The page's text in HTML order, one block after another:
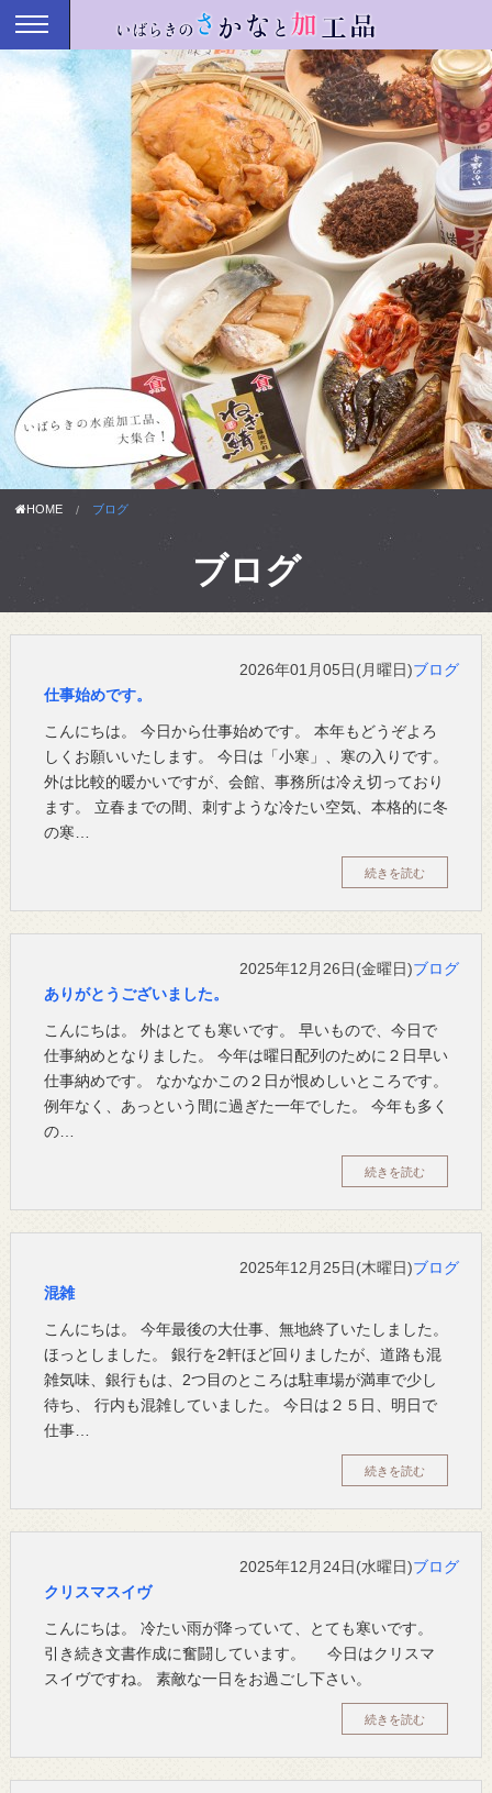
HOME ブログ
ブログ
2026年01月05日(月曜日)ブログ
仕事始めです。
こんにちは。 今日から仕事始めです。 本年もどうぞよろ
しくお願いいたします。 今日は「小寒」、寒の入りです。
外は比較的暖かいですが、会館、事務所は冷え切っており
ます。 立春までの間、刺すような冷たい空気、本格的に冬
の寒…
続きを読む
2025年12月26日(金曜日)ブログ
ありがとうございました。
こんにちは。 外はとても寒いです。 早いもので、今日で
仕事納めとなりました。 今年は曜日配列のために２日早い
仕事納めです。 なかなかこの２日が恨めしいところです。
例年なく、あっという間に過ぎた一年でした。 今年も多く
の…
続きを読む
2025年12月25日(木曜日)ブログ
混雑
こんにちは。 今年最後の大仕事、無地終了いたしました。
ほっとしました。 銀行を2軒ほど回りましたが、道路も混
雑気味、銀行もは、2つ目のところは駐車場が満車で少し
待ち、 行内も混雑していました。 今日は２５日、明日で
仕事…
続きを読む
2025年12月24日(水曜日)ブログ
クリスマスイヴ
こんにちは。 冷たい雨が降っていて、とても寒いです。
引き続き文書作成に奮闘しています。 今日はクリスマ
スイヴですね。 素敵な一日をお過ごし下さい。
続きを読む